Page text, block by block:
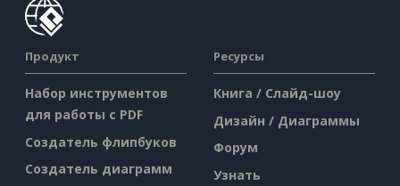
Продукт
Набор инструментов
для работы с PDF
Создатель флипбуков
Создатель диаграмм
Ресурсы
Книга / Слайд-шоу
Дизайн / Диаграммы
Форум
Узнать